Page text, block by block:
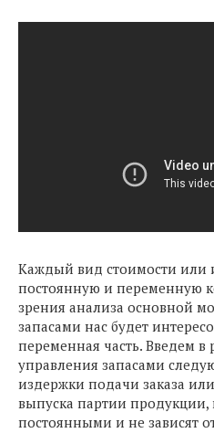
Каждый вид стоимости или
постоянную и переменную
зрения анализа основной
запасами нас будет
переменная часть. Введем в
управления запасами
издержки подачи заказа
выпуска партии продукции,
постоянными и не зависят